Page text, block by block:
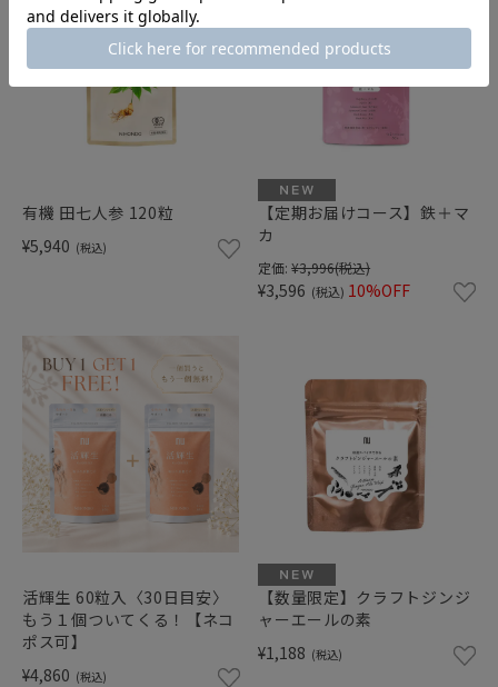
有機 田七人参 120粒
¥5,940 (税込)
【定期お届けコース】鉄＋マ
カ
定価: ¥3,996(税込)
¥3,596 (税込) 10%OFF
活輝生 60粒入〈30日目安〉
もう１個ついてくる！【ネコ
ポス可】
¥4,860 (税込)
【数量限定】クラフトジンジ
ャーエールの素
¥1,188 (税込)